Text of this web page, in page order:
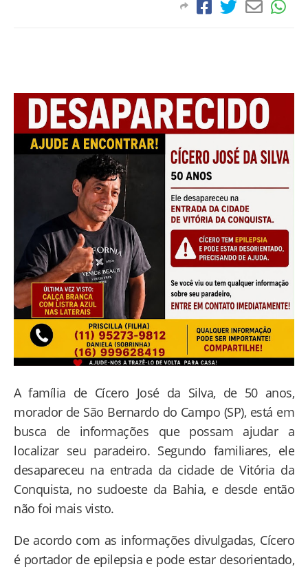
A família de Cícero José da Silva, de 50 anos,
morador de São Bernardo do Campo (SP), está em
busca de informações que possam ajudar a
localizar seu paradeiro. Segundo familiares, ele
desapareceu na entrada da cidade de Vitória da
Conquista, no sudoeste da Bahia, e desde então
não foi mais visto.
De acordo com as informações divulgadas, Cícero
é portador de epilepsia e pode estar desorientado,